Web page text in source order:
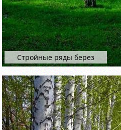
Стройные ряды берез